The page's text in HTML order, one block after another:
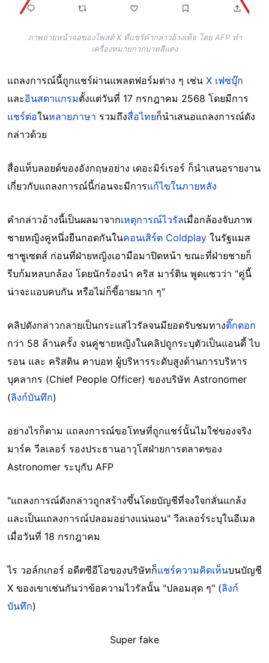
ภาพถ่ายหน้าจอของโพสต์ X ที่แชร์คำกล่าวอ้างเท็จ โดย AFP ทำ
เครื่องหมายกากบาทสีแดง
แถลงการณ์นี้ถูกแชร์ผ่านแพลตฟอร์มต่าง ๆ เช่น X เฟซบุ๊ก
และอินสตาแกรมตั้งแต่วันที่ 17 กรกฎาคม 2568 โดยมีการ
แชร์ต่อในหลายภาษา รวมถึงสื่อไทยก็นำเสนอแถลงการณ์ดัง
กล่าวด้วย
สื่อแท็บลอยด์ของอังกฤษอย่าง เดอะมิร์เรอร์ ก็นำเสนอรายงาน
เกี่ยวกับแถลงการณ์นี้ก่อนจะมีการแก้ไขในภายหลัง
คำกล่าวอ้างนี้เป็นผลมาจากเหตุการณ์ไวรัลเมื่อกล้องจับภาพ
ชายหญิงคู่หนึ่งยืนกอดกันในคอนเสิร์ต Coldplay ในรัฐแมส
ซาชูเซตส์ ก่อนที่ฝ่ายหญิงเอามือมาปิดหน้า ขณะที่ฝ่ายชายก็
รีบก้มหลบกล้อง โดยนักร้องนำ คริส มาร์ติน พูดแซวว่า "คู่นี้
น่าจะแอบคบกัน หรือไม่ก็ขี้อายมาก ๆ"
คลิปดังกล่าวกลายเป็นกระแสไวรัลจนมียอดรับชมทางติ๊กตอก
กว่า 58 ล้านครั้ง จนคู่ชายหญิงในคลิปถูกระบุตัวเป็นแอนดี้ ไบ
รอน และ คริสติน คาบอท ผู้บริหารระดับสูงด้านการบริหาร
บุคลากร (Chief People Officer) ของบริษัท Astronomer
(ลิงก์บันทึก)
อย่างไรก็ตาม แถลงการณ์ขอโทษที่ถูกแชร์นั้นไมใช่ของจริง
มาร์ค วีลเลอร์ รองประธานอาวุโสฝ่ายการตลาดของ
Astronomer ระบุกับ AFP
"แถลงการณ์ดังกล่าวถูกสร้างขึ้นโดยบัญชีที่จงใจกลั่นแกล้ง
และเป็นแถลงการณ์ปลอมอย่างแน่นอน" วีลเลอร์ระบุในอีเมล
เมื่อวันที่ 18 กรกฎาคม
ไร วอล์กเกอร์ อดีตซีอีโอของบริษัทก็แชร์ความคิดเห็นบนบัญชี
X ของเขาเช่นกันว่าข้อความไวรัลนั้น "ปลอมสุด ๆ" (ลิงก์
บันทึก)
Super fake